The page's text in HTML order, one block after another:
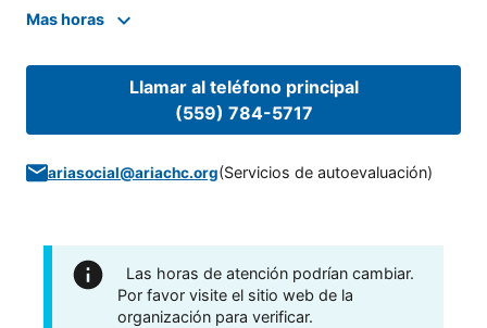
Mas horas
Llamar al teléfono principal
(559) 784-5717
ariasocial@ariachc.org(Servicios de autoevaluación)
Las horas de atención podrían cambiar.
Por favor visite el sitio web de la
organización para verificar.